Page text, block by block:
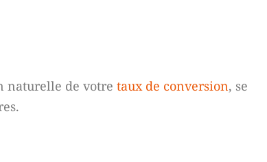
naturelle de votre taux de conversion, se